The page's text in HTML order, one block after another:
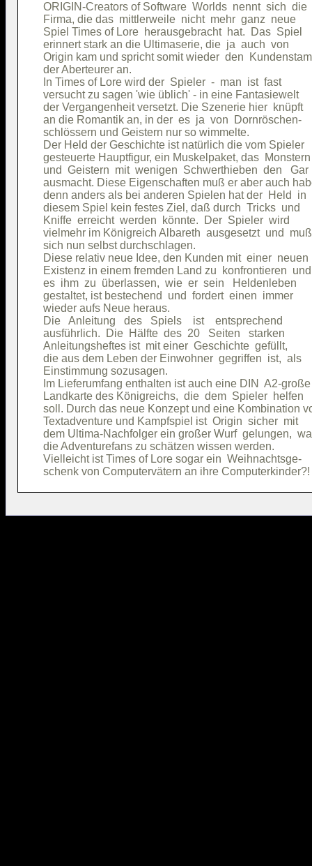
ORIGIN-Creators of Software  Worlds  nennt  sich  die
Firma, die das  mittlerweile  nicht  mehr  ganz  neue
Spiel Times of Lore  herausgebracht  hat.  Das  Spiel
erinnert stark an die Ultimaserie, die  ja  auch  von
Origin kam und spricht somit wieder  den
der Aberteurer an.
In Times of Lore wird der  Spieler  -  man  ist  fast
versucht zu sagen 'wie üblich' - in eine Fantasiewelt
der Vergangenheit versetzt. Die Szenerie hier  knüpft
an die Romantik an, in der  es  ja  von  Dornröschen-
schlössern und Geistern nur so wimmelte.
Der Held der Geschichte ist natürlich die vom Spieler
gesteuerte Hauptfigur, ein Muskelpaket, das  Monstern
und  Geistern  mit  wenigen  Schwerthieben  den   Gar
ausmacht. Diese Eigenschaften muß er aber auch
denn anders als bei anderen Spielen hat der  Held  in
diesem Spiel kein festes Ziel, daß durch  Tricks  und
Kniffe  erreicht  werden  könnte.  Der  Spieler  wird
vielmehr im Königreich Albareth  ausgesetzt  und  muß
sich nun selbst durchschlagen.
Diese relativ neue Idee, den Kunden mit  einer  neuen
Existenz in einem fremden Land zu  konfrontieren  und
es  ihm  zu  überlassen,  wie  er  sein   Heldenleben
gestaltet, ist bestechend  und  fordert  einen  immer
wieder aufs Neue heraus.
Die   Anleitung   des   Spiels    ist    entsprechend
ausführlich.  Die  Hälfte  des  20   Seiten   starken
Anleitungsheftes ist  mit einer  Geschichte  gefüllt,
die aus dem Leben der Einwohner  gegriffen  ist,  als
Einstimmung sozusagen.
Im Lieferumfang enthalten ist auch eine DIN  A2-große
Landkarte des Königreichs,  die  dem  Spieler  helfen
soll. Durch das neue Konzept und eine Kombination
Textadventure und Kampfspiel ist  Origin  sicher  mit
dem Ultima-Nachfolger ein großer Wurf  gelungen,
die Adventurefans zu schätzen wissen werden.
Vielleicht ist Times of Lore sogar ein  Weihnachtsge-